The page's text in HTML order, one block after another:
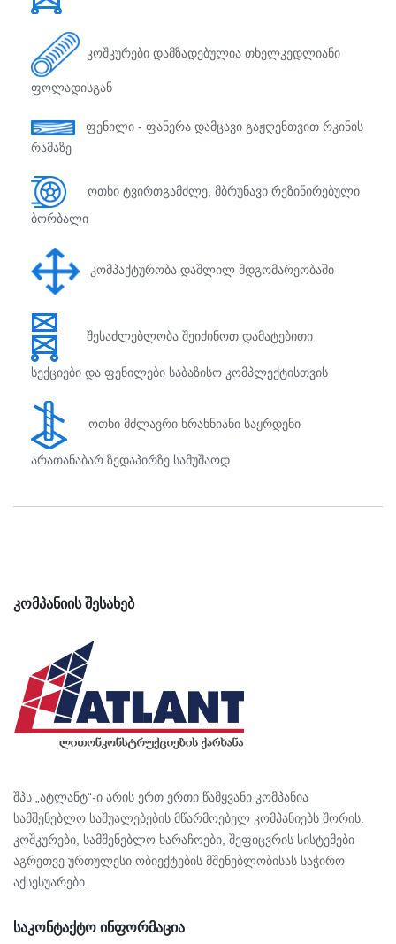
კოშკურები დამზადებულია თხელკედლიანი
ფოლადისგან
ფენილი - ფანერა დამცავი გაჟღენთვით რკინის
რამაზე
ოთხი ტვირთგამძლე, მბრუნავი რეზინირებული
ბორბალი
კომპაქტურობა დაშლილ მდგომარეობაში
შესაძლებლობა შეიძინოთ დამატებითი
სექციები და ფენილები საბაზისო კომპლექტისთვის
ოთხი მძლავრი ხრახნიანი საყრდენი
არათანაბარ ზედაპირზე სამუშაოდ
ᲙᲝᲛᲞᲐᲜᲘᲘᲡ ᲨᲔᲡᲐᲮᲔᲑ
შპს „ატლანტ“-ი არის ერთ ერთი წამყვანი კომპანია
სამშენებლო საშუალებების მწარმოებელ კომპანიებს შორის.
კოშკურები, სამშენებლო ხარაჩოები, შეფიცვრის სისტემები
აგრეთვე ურთულესი ობიექტების მშენებლობისას საჭირო
აქსესუარები.
ᲡᲐᲙᲝᲜᲢᲐᲥᲢᲝ ᲘᲜᲤᲝᲠᲛᲐᲪᲘᲐ